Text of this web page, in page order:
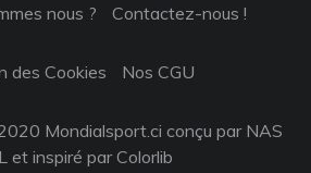
nous ? Contactez-nous !
des Cookies Nos CGU
Mondialsport.ci conçu par NAS
et inspiré parColorlib